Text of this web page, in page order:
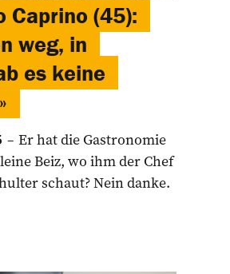
Caprino (45):
weg, in
es keine
Er hat die Gastronomie
Beiz, wo ihm der Chef
schaut? Nein danke.